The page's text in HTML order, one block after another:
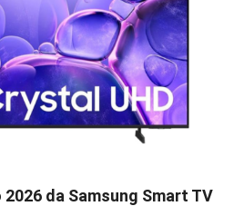
2026 da Samsung Smart TV